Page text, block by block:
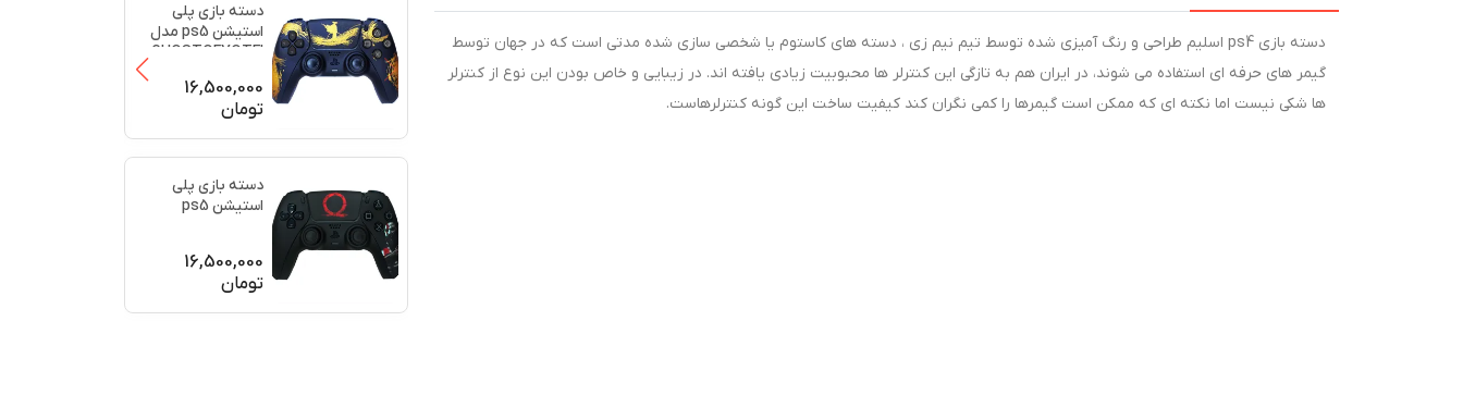
دسته بازی ps4 اسلیم طراحی و رنگ آمیزی شده توسط تیم نیم زی ، دسته های کاستوم یا شخصی سازی شده مدتی است که در جهان توسط
گیمر های حرفه ای استفاده می شوند، در ایران هم به تازگی این کنترلر ها محبوبیت زیادی یافته اند. در زیبایی و خاص بودن این نوع از کنترلر
ها شکی نیست اما نکته ای که ممکن است گیمرها را کمی نگران کند کیفیت ساخت این گونه کنترلرهاست.
دسته بازی پلی
استیشن ps5 مدل
GHOSTOFYOTEI
16,500,000
تومان
دسته بازی پلی
استیشن ps5
16,500,000
تومان